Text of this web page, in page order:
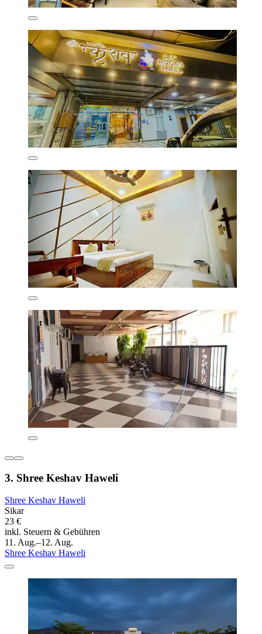
3. Shree Keshav Haweli
Shree Keshav Haweli
Sikar
23 €
inkl. Steuern & Gebühren
11. Aug.–12. Aug.
Shree Keshav Haweli